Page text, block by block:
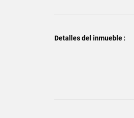
Detalles del inmueble :